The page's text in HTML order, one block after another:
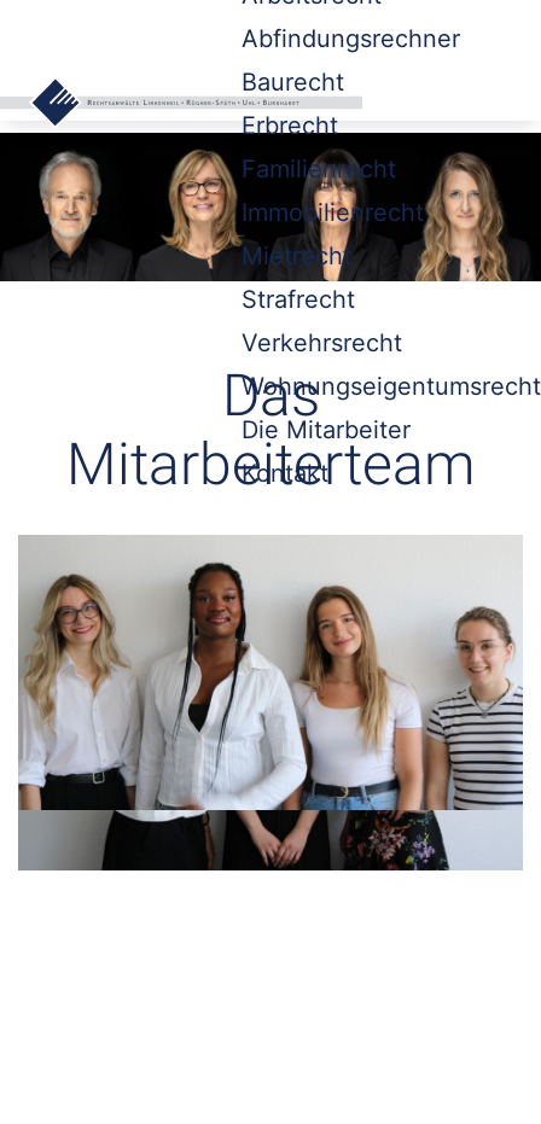
Abfindungsrechner
Baurecht
Erbrecht
Familienrecht
Immobilienrecht
Mietrecht
Strafrecht
Verkehrsrecht
Wohnungseigentumsrecht
Die Mitarbeiter
Kontakt
Das
Mitarbeiterteam